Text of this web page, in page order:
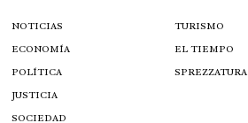
NOTICIAS
ECONOMÍA
POLÍTICA
JUSTICIA
SOCIEDAD
TURISMO
EL TIEMPO
SPREZZATURA